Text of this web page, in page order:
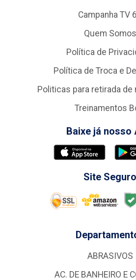
Campanha TV
Quem Somos
Política de
Política de Troca e
Politicas para retirada de
Treinamentos
Baixe já nosso
Site Seguro
ABRASIVOS
AC. DE BANHEIRO E